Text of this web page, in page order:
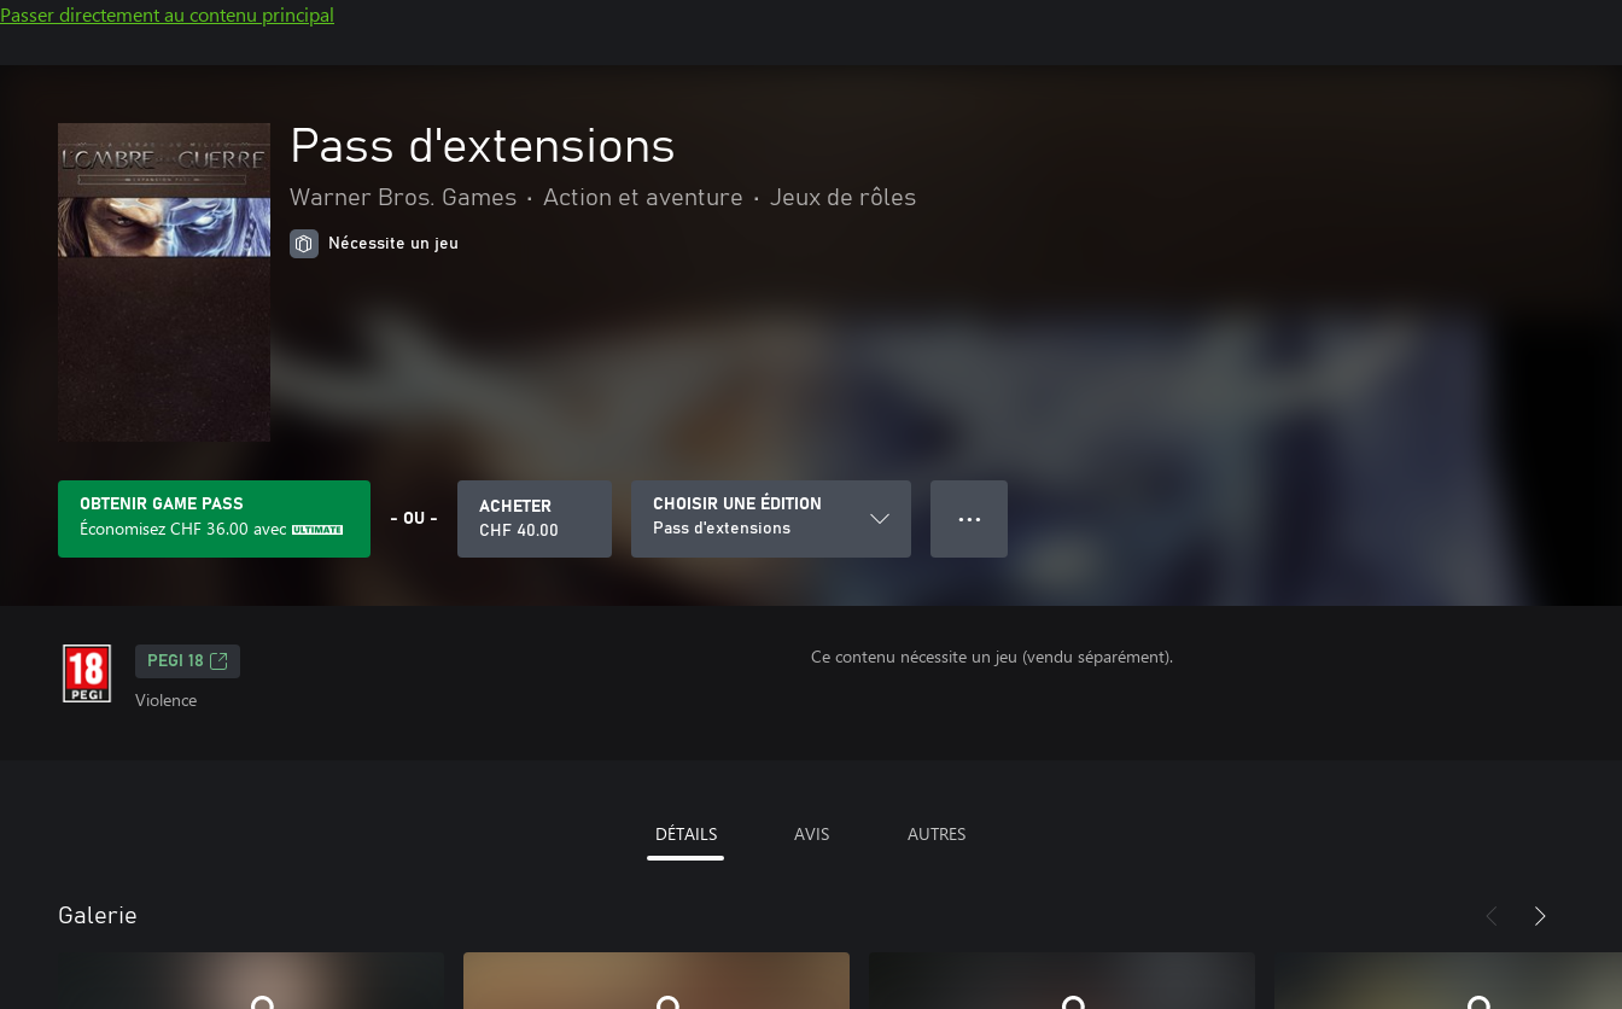
Passer directement au contenu principal
Pass d'extensions
Warner Bros. Games • Action et aventure • Jeux de rôles
Nécessite un jeu
OBTENIR GAME PASS
Économisez CHF 36.00 avec - OU -
ACHETER
CHF 40.00
CHOISIR UNE ÉDITION
Pass d'extensions
● ● ●
PEGI 18
Violence
Ce contenu nécessite un jeu (vendu séparément).
DÉTAILS AVIS AUTRES
Galerie